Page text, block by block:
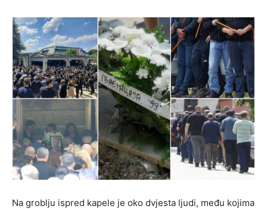
Na groblju ispred kapele je oko dvjesta ljudi, među kojima